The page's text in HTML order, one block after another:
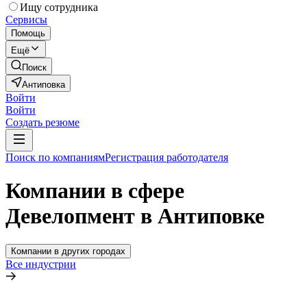
Ищу сотрудника
Сервисы
Помощь
Ещё
Поиск
Антиповка
Войти
Войти
Создать резюме
Поиск по компаниямРегистрация работодателя
Компании в сфере
Девелопмент в Антиповке
Компании в других городах
Все индустрии